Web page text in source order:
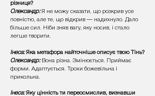
різниця?
Олександр:Я не можу сказати, що розкрив усе
повністю, але те, що відкрив — надихнуло. Дало
більше сил. Ніби зняв вагу, яку носив, і стало
легше творити.
Інеса:Яка метафора найточніше описує твою Тінь?
Олександр: Вона різна. Змінюється. Приймає
форми. Адаптується. Трохи божевільна і
прикольна.
Інеса:Яку цінність ти переосмислив, визнавши